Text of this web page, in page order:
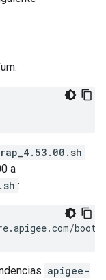
a
:
apigee-